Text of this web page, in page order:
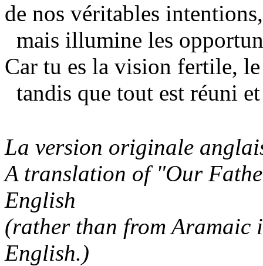
de nos véritables intentions,
mais illumine les
Car tu es la vision fertile,
tandis que tout est réuni
La version originale
A translation of "Our
English
(rather than from Aramaic
English.)